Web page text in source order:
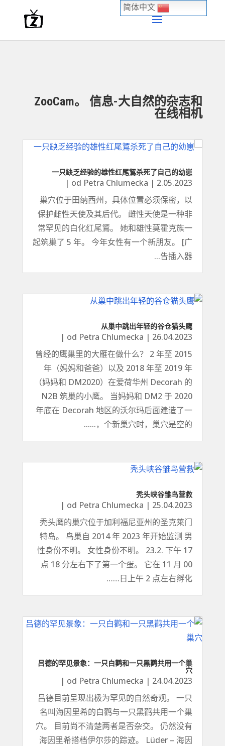
ZooCam。 信息-大自然的杂志和
在线相机
一只缺乏经验的雄性红尾鵟杀死了自己的幼崽
od Petra Chlumecka | 2.05.2023
|
巢穴位于田纳西州，具体位置必须保密，以
保护雌性天使及其后代。 雌性天使是一种非
常罕见的白化红尾鵟。 她和雄性莫霍克族一
起筑巢了 5 年。 今年女性有一个新朋友。 [广
告插入器...
从巢中跳出年轻的谷仓猫头鹰
od Petra Chlumecka | 26.04.2023
|
曾经的鹰巢里的大雁在做什么？ 2 年至 2015
年（妈妈和爸爸）以及 2018 年至 2019 年
（妈妈和 DM2020）在爱荷华州 Decorah 的
N2B 筑巢的小鹰。 当妈妈和 DM2 于 2020
年底在 Decorah 地区的沃尔玛后面建造了一
个新巢穴时，巢穴是空的，......
秃头峡谷雏鸟营救
od Petra Chlumecka | 25.04.2023
|
秃头鹰的巢穴位于加利福尼亚州的圣克莱门
特岛。 鸟巢自 2014 年 2023 年开始监测 男
性身份不明。 女性身份不明。 23.2. 下午 17
点 18 分左右下了第一个蛋。 它在 11 月 00
日上午 2 点左右孵化……
吕德的罕见景象：一只白鹳和一只黑鹳共用一个巢
穴
od Petra Chlumecka | 24.04.2023
|
吕德目前呈现出极为罕见的自然奇观。 一只
名叫海因里希的白鹳与一只黑鹳共用一个巢
穴。 目前尚不清楚两者是否杂交。 仍然没有
海因里希搭档伊尔莎的踪迹。 Lüder – 海因